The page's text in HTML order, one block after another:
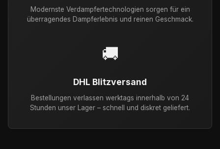
Modernste Verdampfertechnologien sorgen für ein
überragendes Dampferlebnis und reinen Geschmack.
🚚
DHL Blitzversand
Bestellungen verlassen werktags innerhalb von 24
Stunden unser Lager – schnell und diskret geliefert.